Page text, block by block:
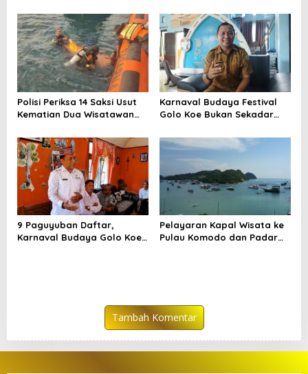
Polisi Periksa 14 Saksi Usut
Kematian Dua Wisatawan
Karnaval Budaya Festival
Golo Koe Bukan Sekadar
Bersama
9 Paguyuban Daftar,
Karnaval Budaya Golo Koe
Pelayaran Kapal Wisata ke
Pulau Komodo dan Padar
Tambah Komentar